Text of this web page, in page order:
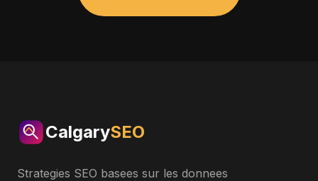
CalgarySEO
Strategies SEO basees sur les donnees